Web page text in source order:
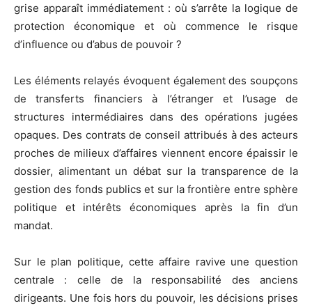
grise apparaît immédiatement : où s’arrête la logique de
protection économique et où commence le risque
d’influence ou d’abus de pouvoir ?
Les éléments relayés évoquent également des soupçons
de transferts financiers à l’étranger et l’usage de
structures intermédiaires dans des opérations jugées
opaques. Des contrats de conseil attribués à des acteurs
proches de milieux d’affaires viennent encore épaissir le
dossier, alimentant un débat sur la transparence de la
gestion des fonds publics et sur la frontière entre sphère
politique et intérêts économiques après la fin d’un
mandat.
Sur le plan politique, cette affaire ravive une question
centrale : celle de la responsabilité des anciens
dirigeants. Une fois hors du pouvoir, les décisions prises